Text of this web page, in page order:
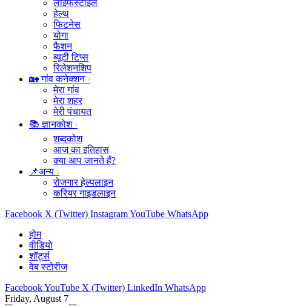
लाइफस्टाइल
हेल्थ
फिटनेस
योगा
फैशन
ब्यूटी टिप्स
रिलेशनशिप
🏡 गांव कनेक्शन
मेरा गांव
मेरा शहर
मेरी पंचायत
📚 ज्ञानकोश
शब्दकोश
आज का इतिहास
क्या आप जानते हैं?
📌अन्य
रोजगार हेल्पलाइन
करियर गाइडलाइन
Facebook X (Twitter) InstagramYouTube WhatsApp
होम
वीडियो
शॉर्ट्स
वेब स्टोरीज
FacebookYouTube X (Twitter) LinkedIn WhatsApp
Friday, August 7